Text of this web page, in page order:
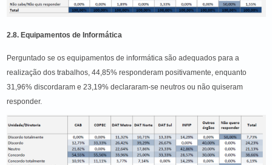
2.8. Equipamentos de Informática
Perguntado se os equipamentos de informática são adequados para a
realização dos trabalhos, 44,85% responderam positivamente, enquanto
31,96% discordaram e 23,19% declararam-se neutros ou não quiseram
responder.